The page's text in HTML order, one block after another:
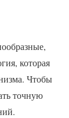
которая
Чтобы
точную